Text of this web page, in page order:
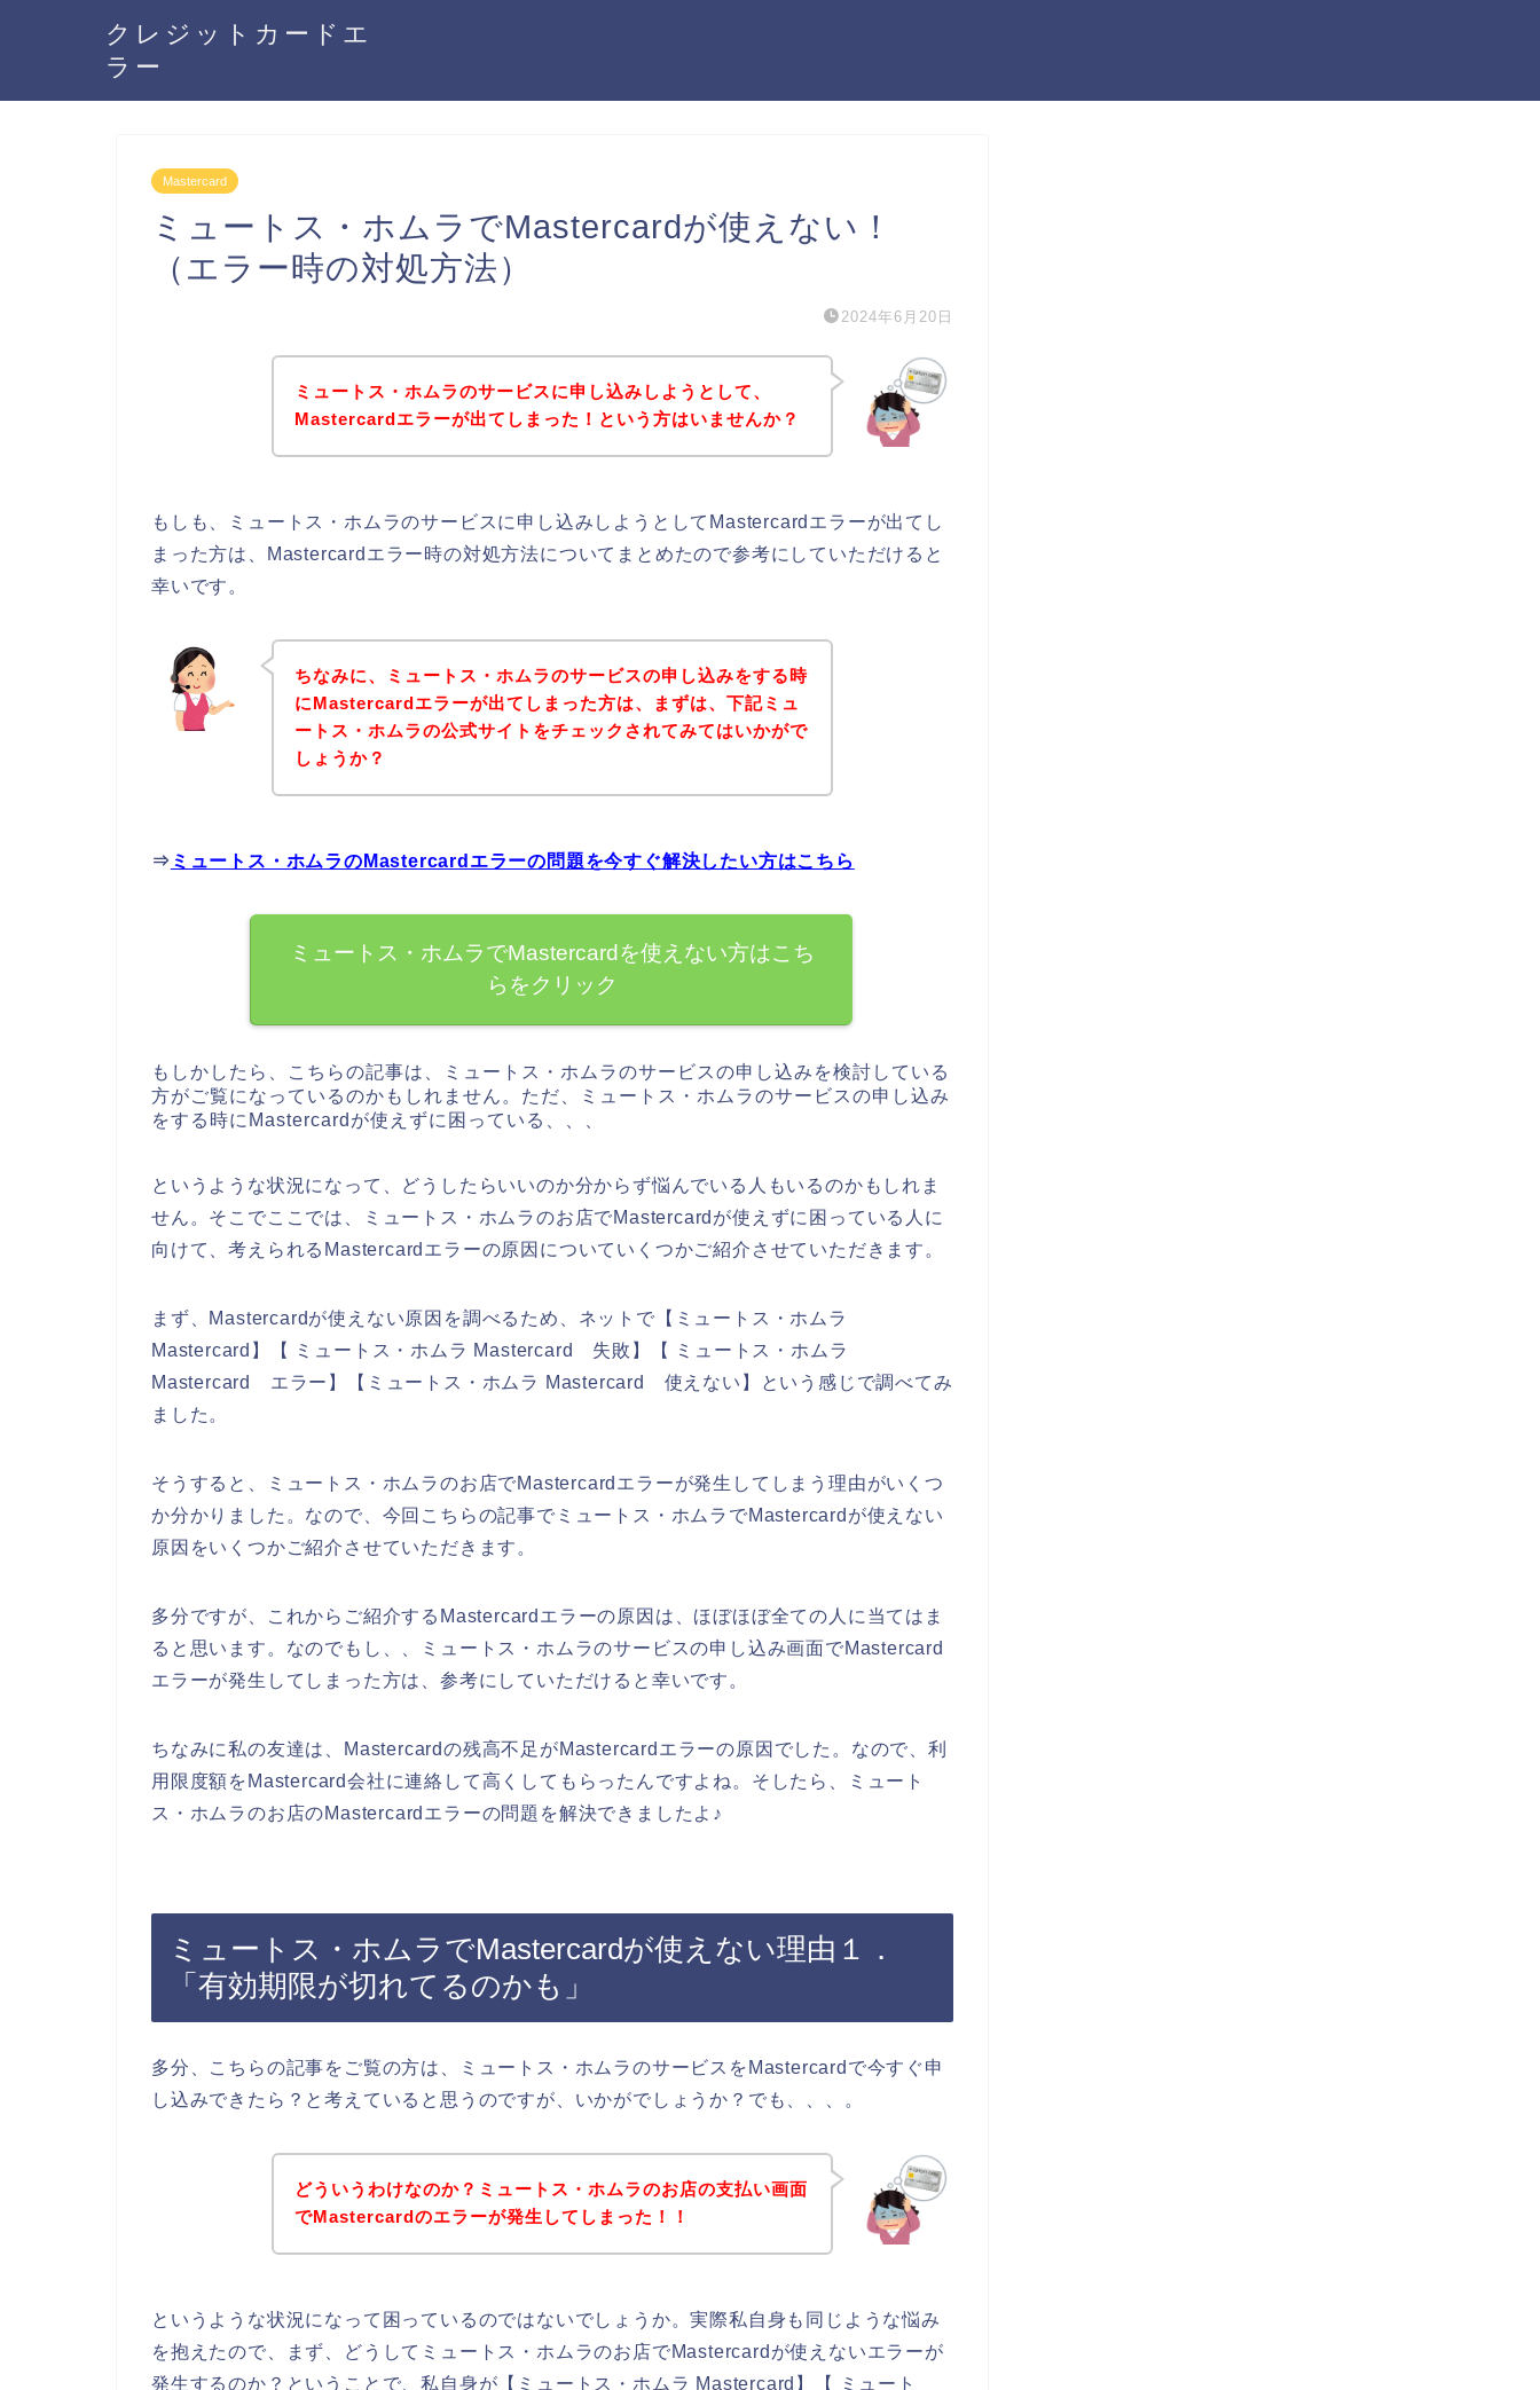
クレジットカードエ
ラー
Mastercard
ミュートス・ホムラでMastercardが使えない！
（エラー時の対処方法）
2024年6月20日
ミュートス・ホムラのサービスに申し込みしようとして、
Mastercardエラーが出てしまった！という方はいませんか？
もしも、ミュートス・ホムラのサービスに申し込みしようとしてMastercardエラーが出てし
まった方は、Mastercardエラー時の対処方法についてまとめたので参考にしていただけると
幸いです。
ちなみに、ミュートス・ホムラのサービスの申し込みをする時
にMastercardエラーが出てしまった方は、まずは、下記ミュ
ートス・ホムラの公式サイトをチェックされてみてはいかがで
しょうか？
⇒ ミュートス・ホムラのMastercardエラーの問題を今すぐ解決したい方はこちら
ミュートス・ホムラでMastercardを使えない方はこち
らをクリック
もしかしたら、こちらの記事は、ミュートス・ホムラのサービスの申し込みを検討している
方がご覧になっているのかもしれません。ただ、ミュートス・ホムラのサービスの申し込み
をする時にMastercardが使えずに困っている、、、
というような状況になって、どうしたらいいのか分からず悩んでいる人もいるのかもしれま
せん。そこでここでは、ミュートス・ホムラのお店でMastercardが使えずに困っている人に
向けて、考えられるMastercardエラーの原因についていくつかご紹介させていただきます。
まず、Mastercardが使えない原因を調べるため、ネットで【ミュートス・ホムラ
Mastercard】【 ミュートス・ホムラ Mastercard 失敗】【 ミュートス・ホムラ
Mastercard エラー】【ミュートス・ホムラ Mastercard 使えない】という感じで調べてみ
ました。
そうすると、ミュートス・ホムラのお店でMastercardエラーが発生してしまう理由がいくつ
か分かりました。なので、今回こちらの記事でミュートス・ホムラでMastercardが使えない
原因をいくつかご紹介させていただきます。
多分ですが、これからご紹介するMastercardエラーの原因は、ほぼほぼ全ての人に当てはま
ると思います。なのでもし、、ミュートス・ホムラのサービスの申し込み画面でMastercard
エラーが発生してしまった方は、参考にしていただけると幸いです。
ちなみに私の友達は、Mastercardの残高不足がMastercardエラーの原因でした。なので、利
用限度額をMastercard会社に連絡して高くしてもらったんですよね。そしたら、ミュート
ス・ホムラのお店のMastercardエラーの問題を解決できましたよ♪
ミュートス・ホムラでMastercardが使えない理由１．
「有効期限が切れてるのかも」
多分、こちらの記事をご覧の方は、ミュートス・ホムラのサービスをMastercardで今すぐ申
し込みできたら？と考えていると思うのですが、いかがでしょうか？でも、、、。
どういうわけなのか？ミュートス・ホムラのお店の支払い画面
でMastercardのエラーが発生してしまった！！
というような状況になって困っているのではないでしょうか。実際私自身も同じような悩み
を抱えたので、まず、どうしてミュートス・ホムラのお店でMastercardが使えないエラーが
発生するのか？ということで、私自身が【ミュートス・ホムラ Mastercard】【 ミュート